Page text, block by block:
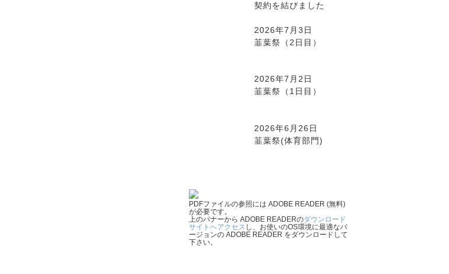
契約を結びました
2026年7月3日
韮葉祭（2日目）
2026年7月2日
韮葉祭（1日目）
2026年6月26日
韮葉祭(体育部門)
PDFファイルの参照には ADOBE READER (無料)
が必要です。
上のバナーから ADOBE READERのダウンロード
サイトへアクセス し、お使いのOS環境に最適なバ
ージョンの ADOBE READER をダウンロードして
下さい。